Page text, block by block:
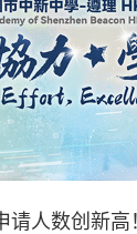
请人数创新